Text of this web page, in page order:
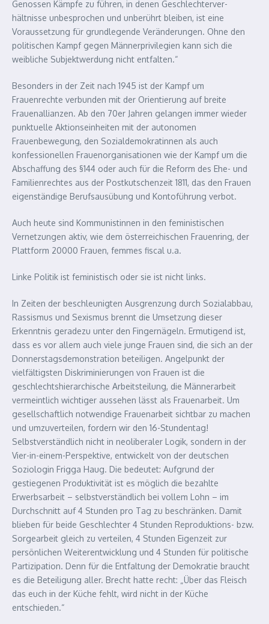
Genossen Kämpfe zu führen, in denen Geschlechterver­
hältnisse unbesprochen und unberührt bleiben, ist eine
Voraussetzung für grundlegende Veränderungen. Ohne den
politischen Kampf gegen Männerprivilegien kann sich die
weibliche Subjektwerdung nicht entfalten.“
Besonders in der Zeit nach 1945 ist der Kampf um
Frauenrechte verbunden mit der Orientierung auf breite
Frauenallianzen. Ab den 70er Jahren gelangen immer wieder
punktuelle Aktionseinheiten mit der autonomen
Frauenbewegung, den Sozialdemokratinnen als auch
konfessionellen Frauenorganisa­tionen wie der Kampf um die
Abschaffung des §144 oder auch für die Reform des Ehe- und
Familienrechtes aus der Postkutschenzeit 1811, das den Frauen
eigenständige Berufsausübung und Kontoführung verbot.
Auch heute sind Kommunistinnen in den feministischen
Vernetzungen aktiv, wie dem österreichischen Frauenring, der
Plattform 20000 Frauen, femmes fiscal u.a.
Linke Politik ist feministisch oder sie ist nicht links.
In Zeiten der beschleunigten Ausgrenzung durch Sozialabbau,
Rassismus und Sexismus brennt die Umsetzung dieser
Erkenntnis geradezu unter den Fingernägeln. Ermutigend ist,
dass es vor allem auch viele junge Frauen sind, die sich an der
Donnerstagsde­monstration beteiligen. Angelpunkt der
vielfältigsten Diskriminierungen von Frauen ist die
geschlechtshi­erarchische Arbeitsteilung, die Männerarbeit
vermeintlich wichtiger aussehen lässt als Frauenarbeit. Um
gesellschaftlich notwendige Frauenarbeit sichtbar zu machen
und umzuverteilen, fordern wir den 16-Stundentag!
Selbstverständlich nicht in neoliberaler Logik, sondern in der
Vier-in-einem-Perspektive, entwickelt von der deutschen
Soziologin Frigga Haug. Die bedeutet: Aufgrund der
gestiegenen Produktivität ist es möglich die bezahlte
Erwerbsarbeit – selbstverständlich bei vollem Lohn – im
Durchschnitt auf 4 Stunden pro Tag zu beschränken. Damit
blieben für beide Geschlechter 4 Stunden Reproduktions- bzw.
Sorgearbeit gleich zu verteilen, 4 Stunden Eigenzeit zur
persönlichen Weiterentwicklung und 4 Stunden für politische
Partizipation. Denn für die Entfaltung der Demokratie braucht
es die Beteiligung aller. Brecht hatte recht: „Über das Fleisch
das euch in der Küche fehlt, wird nicht in der Küche
entschieden.“